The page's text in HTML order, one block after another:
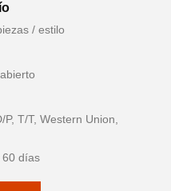
/ estilo
T/T, Western Union,
60 días